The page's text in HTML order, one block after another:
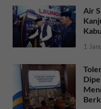
Air
1